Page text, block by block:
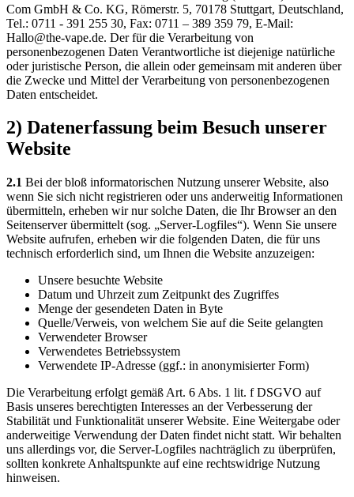
Com GmbH & Co. KG, Römerstr. 5, 70178 Stuttgart, Deutschland,
Tel.: 0711 - 391 255 30, Fax: 0711 – 389 359 79, E-Mail:
Hallo@the-vape.de. Der für die Verarbeitung von
personenbezogenen Daten Verantwortliche ist diejenige natürliche
oder juristische Person, die allein oder gemeinsam mit anderen über
die Zwecke und Mittel der Verarbeitung von personenbezogenen
Daten entscheidet.
2) Datenerfassung beim Besuch unserer
Website
2.1 Bei der bloß informatorischen Nutzung unserer Website, also
wenn Sie sich nicht registrieren oder uns anderweitig Informationen
übermitteln, erheben wir nur solche Daten, die Ihr Browser an den
Seitenserver übermittelt (sog. „Server-Logfiles“). Wenn Sie unsere
Website aufrufen, erheben wir die folgenden Daten, die für uns
technisch erforderlich sind, um Ihnen die Website anzuzeigen:
Unsere besuchte Website
Datum und Uhrzeit zum Zeitpunkt des Zugriffes
Menge der gesendeten Daten in Byte
Quelle/Verweis, von welchem Sie auf die Seite gelangten
Verwendeter Browser
Verwendetes Betriebssystem
Verwendete IP-Adresse (ggf.: in anonymisierter Form)
Die Verarbeitung erfolgt gemäß Art. 6 Abs. 1 lit. f DSGVO auf
Basis unseres berechtigten Interesses an der Verbesserung der
Stabilität und Funktionalität unserer Website. Eine Weitergabe oder
anderweitige Verwendung der Daten findet nicht statt. Wir behalten
uns allerdings vor, die Server-Logfiles nachträglich zu überprüfen,
sollten konkrete Anhaltspunkte auf eine rechtswidrige Nutzung
hinweisen.